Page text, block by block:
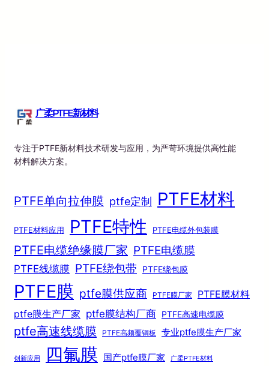
广柔PTFE新材料
专注于PTFE新材料技术研发与应用，为严苛环境提供高性能
材料解决方案。
PTFE单向拉伸膜 ptfe定制 PTFE材料
PTFE材料应用 PTFE特性 PTFE电缆外包装膜
PTFE电缆绝缘膜厂家 PTFE电缆膜
PTFE线缆膜 PTFE绕包带 PTFE绕包膜
PTFE膜 ptfe膜供应商 PTFE膜厂家 PTFE膜材料
ptfe膜生产厂家 ptfe膜结构厂商 PTFE高速电缆膜
ptfe高速线缆膜 PTFE高频覆铜板 专业ptfe膜生产厂家
创新应用 四氟膜 国产ptfe膜厂家 广柔PTFE材料